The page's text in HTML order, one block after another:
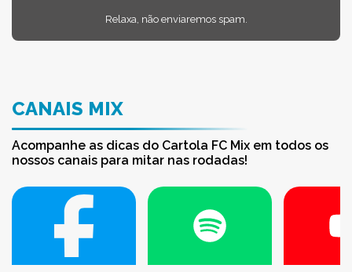
Relaxa, não enviaremos spam.
CANAIS MIX
Acompanhe as dicas do Cartola FC Mix em todos os
nossos canais para mitar nas rodadas!